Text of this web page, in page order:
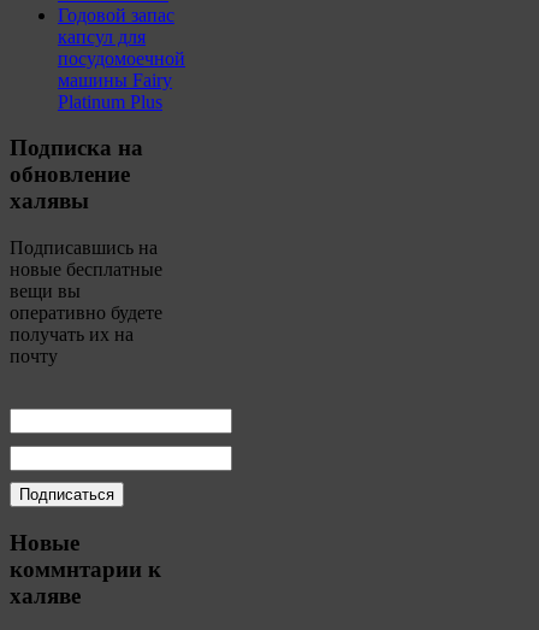
Годовой запас
капсул для
посудомоечной
машины Fairy
Platinum Plus
Подписка на
обновление
халявы
Подписавшись на
новые бесплатные
вещи вы
оперативно будете
получать их на
почту
Новые
коммнтарии к
халяве